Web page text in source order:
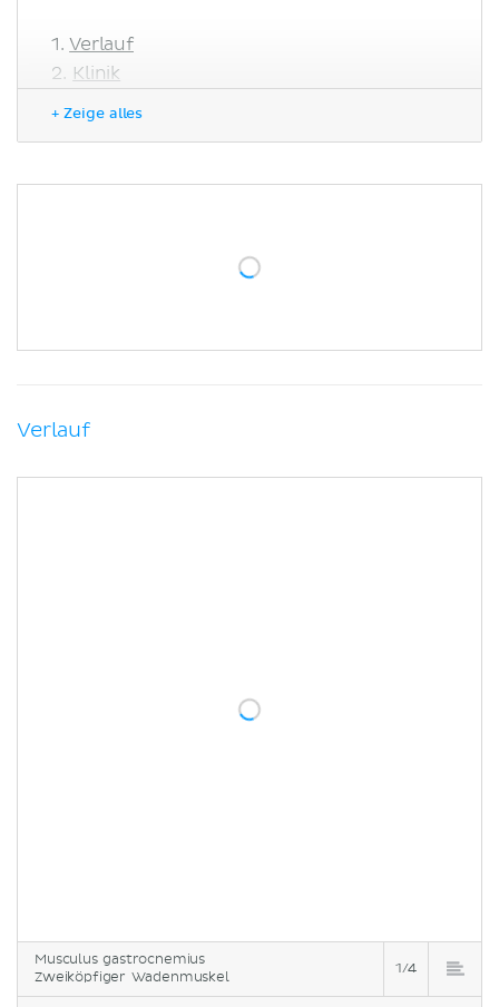
Verlauf
Klinik
+ Zeige alles
Verlauf
Musculus gastrocnemius
Zweiköpfiger Wadenmuskel
1/4